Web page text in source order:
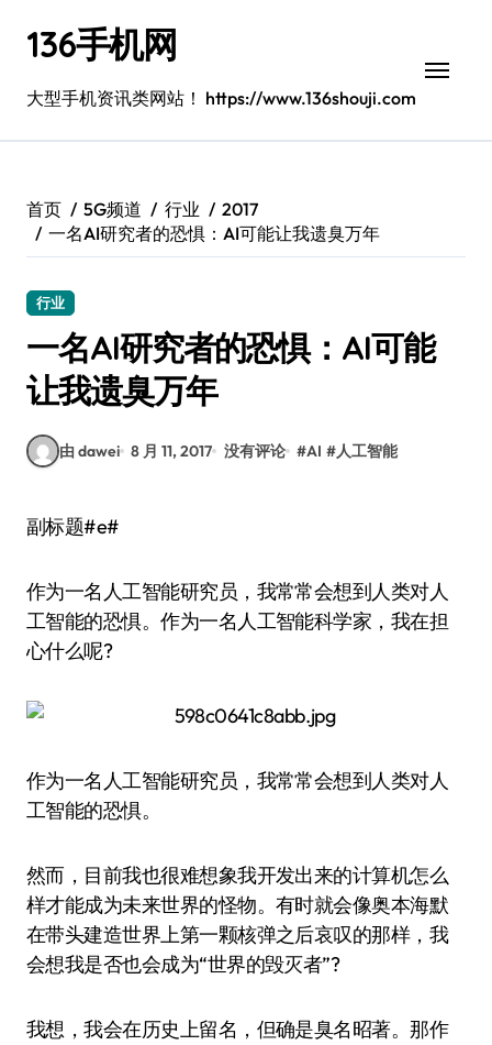
136手机网
大型手机资讯类网站！ https://www.136shouji.com
首页 5G频道 行业
2017
一名AI研究者的恐惧：AI可能让我遗臭万年
行业
一名AI研究者的恐惧：AI可能
让我遗臭万年
由 dawei 8 月 11, 2017 没有评论 #AI #人工智能
副标题#e#
作为一名人工智能研究员，我常常会想到人类对人
工智能的恐惧。作为一名人工智能科学家，我在担
心什么呢?
作为一名人工智能研究员，我常常会想到人类对人
工智能的恐惧。
然而，目前我也很难想象我开发出来的计算机怎么
样才能成为未来世界的怪物。有时就会像奥本海默
在带头建造世界上第一颗核弹之后哀叹的那样，我
会想我是否也会成为“世界的毁灭者”?
我想，我会在历史上留名，但确是臭名昭著。那作